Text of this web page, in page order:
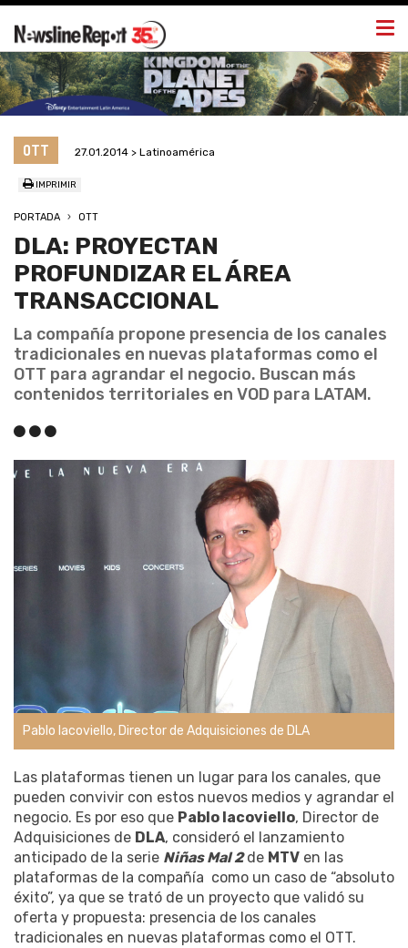
OTT 27.01.2014 > Latinoamérica
IMPRIMIR
PORTADA OTT
DLA: PROYECTAN
PROFUNDIZAR EL ÁREA
TRANSACCIONAL
La compañía propone presencia de los canales
tradicionales en nuevas plataformas como el
OTT para agrandar el negocio. Buscan más
contenidos territoriales en VOD para LATAM.
Pablo Iacoviello, Director de Adquisiciones de DLA
Las plataformas tienen un lugar para los canales, que
pueden convivir con estos nuevos medios y agrandar el
negocio. Es por eso que Pablo Iacoviello, Director de
Adquisiciones de DLA, consideró el lanzamiento
anticipado de la serie Niñas Mal 2de MTV en las
plataformas de la compañía como un caso de “absoluto
éxito”, ya que se trató de un proyecto que validó su
oferta y propuesta: presencia de los canales
tradicionales en nuevas plataformas como el OTT.